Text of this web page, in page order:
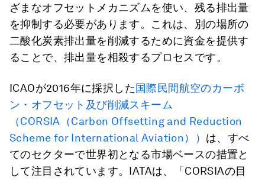
ざまなオフセットメカニズムを使い、残る排出量
を抑制する必要があります。これは、別の場所の
二酸化炭素排出量を削減するために資金を提供す
ることで、排出量を相殺するプロセスです。
ICAOが2016年に採択した国際民間航空のカーボ
ン・オフセット及び削減スキーム
（CORSIA（Carbon Offsetting and Reduction
Scheme for International Aviation）） は、すべ
てのセクターで世界初となる市場ベースの措置と
して注目されています。IATAは、「CORSIAの目